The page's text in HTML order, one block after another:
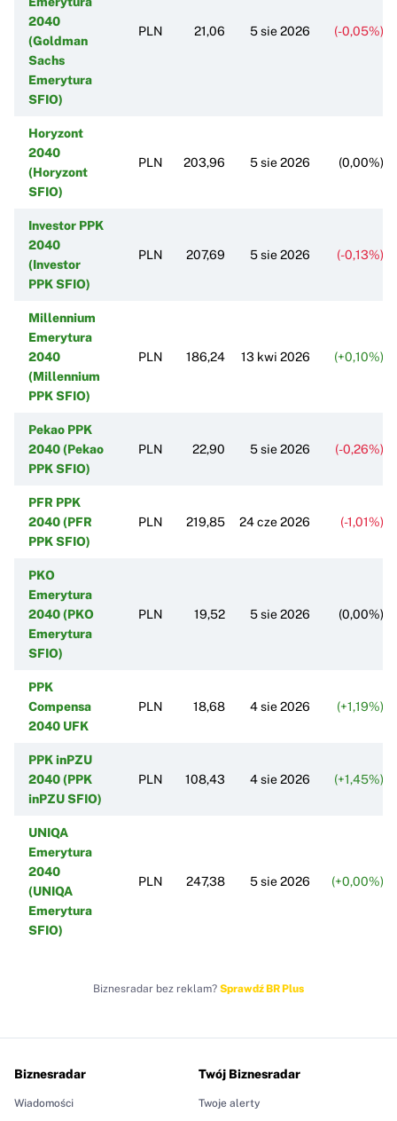
2040
(Goldman
Sachs
Emerytura
SFIO)
PLN 21,06 5 sie 2026 (-0,05%)
Horyzont
2040
(Horyzont
SFIO)
PLN 203,96 5 sie 2026 (0,00%)
Investor PPK
2040
(Investor
PPK SFIO)
PLN 207,69 5 sie 2026 (-0,13%)
Millennium
Emerytura
2040
(Millennium
PPK SFIO)
PLN 186,24 13 kwi 2026 (+0,10%)
Pekao PPK
2040 (Pekao
PPK SFIO)
PLN 22,90 5 sie 2026 (-0,26%)
PFR PPK
2040 (PFR
PPK SFIO)
PLN 219,85 24 cze 2026 (-1,01%)
PKO
Emerytura
2040 (PKO
Emerytura
SFIO)
PLN 19,52 5 sie 2026 (0,00%)
PPK
Compensa
2040 UFK
PLN 18,68 4 sie 2026 (+1,19%)
PPK inPZU
2040 (PPK
inPZU SFIO)
PLN 108,43 4 sie 2026 (+1,45%)
UNIQA
Emerytura
2040
(UNIQA
Emerytura
SFIO)
PLN 247,38 5 sie 2026 (+0,00%)
Biznesradar bez reklam? Sprawdź BR Plus
Biznesradar
Wiadomości
Twój Biznesradar
Twoje alerty